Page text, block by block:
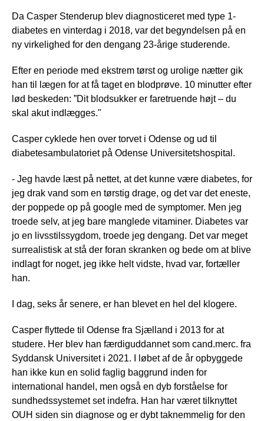
Da Casper Stenderup blev diagnosticeret med type 1-
diabetes en vinterdag i 2018, var det begyndelsen på en
ny virkelighed for den dengang 23-årige studerende.
Efter en periode med ekstrem tørst og urolige nætter gik
han til lægen for at få taget en blodprøve. 10 minutter efter
lød beskeden: ”Dit blodsukker er faretruende højt – du
skal akut indlægges."
Casper cyklede hen over torvet i Odense og ud til
diabetesambulatoriet på Odense Universitetshospital.
- Jeg havde læst på nettet, at det kunne være diabetes, for
jeg drak vand som en tørstig drage, og det var det eneste,
der poppede op på google med de symptomer. Men jeg
troede selv, at jeg bare manglede vitaminer. Diabetes var
jo en livsstilssygdom, troede jeg dengang. Det var meget
surrealistisk at stå der foran skranken og bede om at blive
indlagt for noget, jeg ikke helt vidste, hvad var, fortæller
han.
I dag, seks år senere, er han blevet en hel del klogere.
Casper flyttede til Odense fra Sjælland i 2013 for at
studere. Her blev han færdiguddannet som cand.merc. fra
Syddansk Universitet i 2021. I løbet af de år opbyggede
han ikke kun en solid faglig baggrund inden for
international handel, men også en dyb forståelse for
sundhedssystemet set indefra. Han har været tilknyttet
OUH siden sin diagnose og er dybt taknemmelig for den